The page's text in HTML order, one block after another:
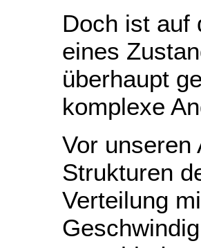
Doch ist auf
eines
überhaupt
komplexe
Vor unseren
Strukturen
Verteilung